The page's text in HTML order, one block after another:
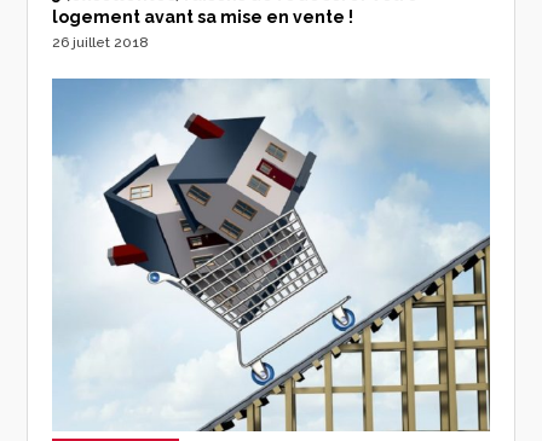
logement avant sa mise en vente !
26 juillet 2018